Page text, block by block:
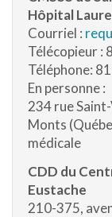
Hôpital
Courriel :
Télécopieur :
Téléphone:
En personne :
234 rue
Monts
médicale
CDD du
Eustache
210-375,